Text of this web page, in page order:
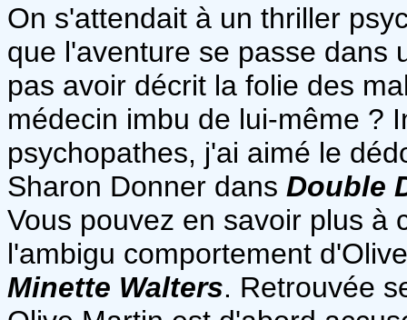
On s'attendait à un thriller
que l'aventure se passe dans
pas avoir décrit la folie des
médecin imbu de lui-même ?
psychopathes, j'ai aimé le
Sharon Donner dans Double
Vous pouvez en savoir plus à
l'ambigu comportement
Minette Walters. Retrouvée